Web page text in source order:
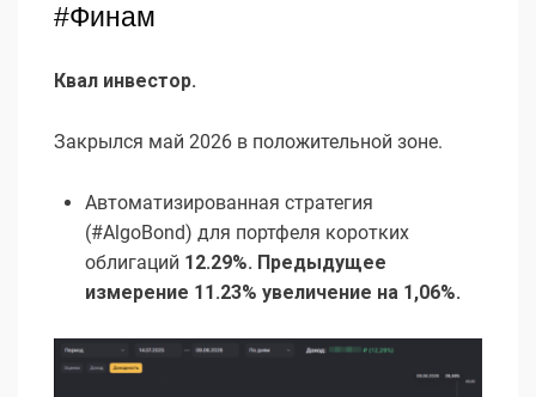
#Финам
Квал инвестор.
Закрылся май 2026 в положительной зоне.
Автоматизированная стратегия
(#AlgoBond) для портфеля коротких
облигаций 12.29%. Предыдущее
измерение 11.23% увеличение на 1,06%.